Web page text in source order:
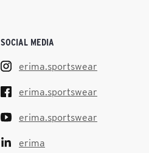
SOCIAL MEDIA
erima.sportswear
erima.sportswear
erima.sportswear
erima